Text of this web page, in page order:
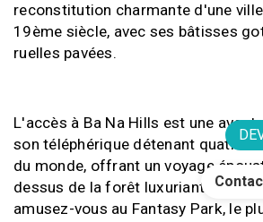
reconstitution charmante d'une
19ème siècle, avec ses bâtisses
ruelles pavées.
L'accès à Ba Na Hills est une
son téléphérique détenant quatre
du monde, offrant un voyage
dessus de la forêt luxuriante. Une
amusez-vous au Fantasy Park, le